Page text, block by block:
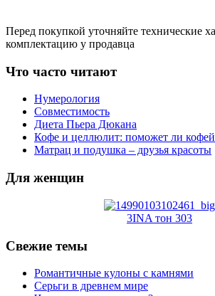
Перед покупкой уточняйте технические
комплектацию у продавца
Что часто читают
Нумерология
Совместимость
Диета Пьера Дюкана
Кофе и целлюлит: поможет ли
Матрац и подушка – друзья красоты
Для женщин
3INA тон 303
Свежие темы
Романтичные кулоны с камнями
Серьги в древнем мире